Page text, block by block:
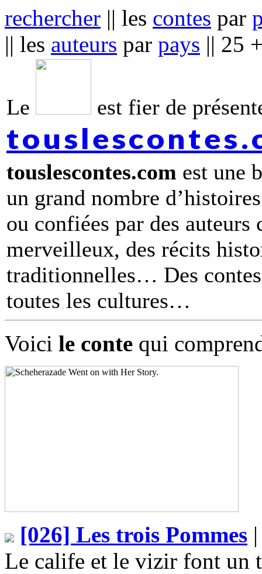
rechercher || les contes par
|| les auteurs par pays || 25
Le est fier de
touslescontes.com est une
un grand nombre
ou confiées par des
merveilleux, des récits
traditionnelles… Des
toutes les cultures
Voici le conte qui
[026] Les trois Pommes
Le calife et le vizir font un